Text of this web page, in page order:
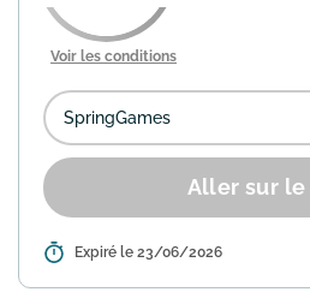
Voir les conditions
Aller sur
Détails : Eneba propose
Expiré le 23/06/2026